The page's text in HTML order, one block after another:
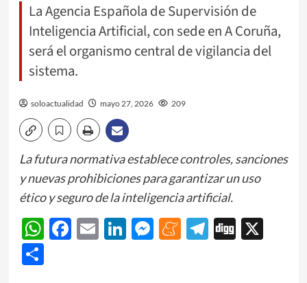
La Agencia Española de Supervisión de
Inteligencia Artificial, con sede en A Coruña,
será el organismo central de vigilancia del
sistema.
soloactualidad mayo 27, 2026 209
La futura normativa establece controles, sanciones
y nuevas prohibiciones para garantizar un uso
ético y seguro de la inteligencia artificial.
WhatsApp
Facebook
EmailLinkedIn
Messenger
Meneame
Telegram
Digg
X
Share